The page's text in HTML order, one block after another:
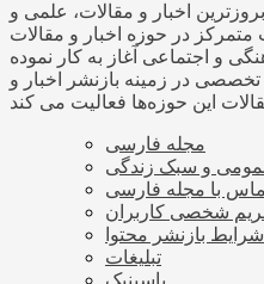
اخبار و مقالات، علمی و
۱۳۹۵ به صورت متمرکز در حوزه اخبار و مقالات
و اجتماعی آغاز به کار نموده
در زمینه بازنشر اخبار و
مجله فارسی
و سبک زندگی
با مجله فارسی
شخصی کاربران
شرایط بازنشر محتوا
تبلیغات
پاسینیک